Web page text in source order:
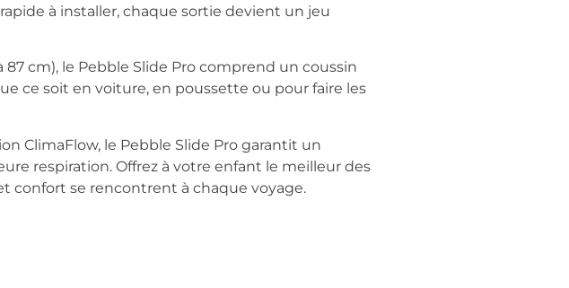
à installer, chaque sortie devient un jeu
cm), le Pebble Slide Pro comprend un coussin
ce soit en voiture, en poussette ou pour faire les
ClimaFlow, le Pebble Slide Pro garantit un
respiration. Offrez à votre enfant le meilleur des
confort se rencontrent à chaque voyage.